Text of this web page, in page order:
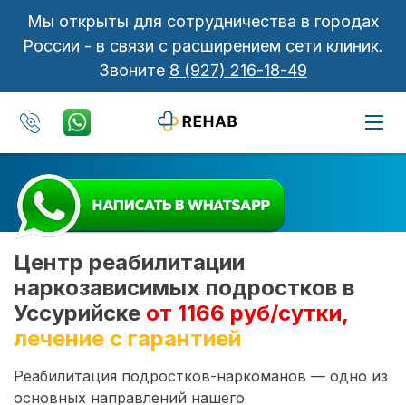
Мы открыты для сотрудничества в городах
России - в связи с расширением сети клиник.
Звоните 8 (927) 216-18-49
Центр реабилитации
наркозависимых подростков в
Уссурийске от 1166 руб/сутки,
лечение с гарантией
Реабилитация подростков-наркоманов — одно из
основных направлений нашего